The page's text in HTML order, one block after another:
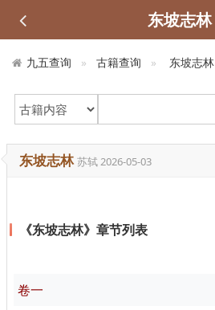
东坡志林
九五查询 古籍查询 东坡志林
东坡志林苏轼2026-05-03
《东坡志林》章节列表
卷一